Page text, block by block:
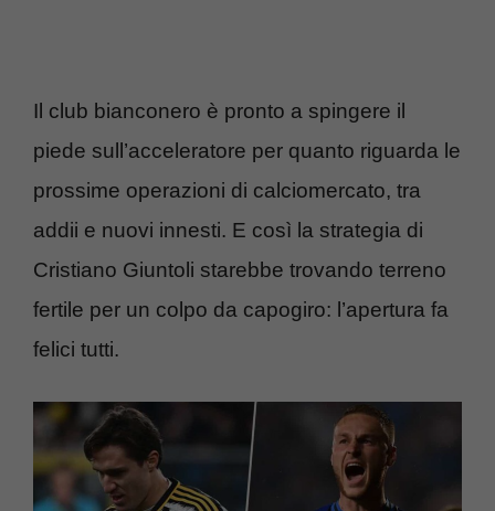
Il club bianconero è pronto a spingere il
piede sull’acceleratore per quanto riguarda le
prossime operazioni di calciomercato, tra
addii e nuovi innesti. E così la strategia di
Cristiano Giuntoli starebbe trovando terreno
fertile per un colpo da capogiro: l’apertura fa
felici tutti.